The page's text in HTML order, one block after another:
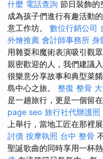
什麼 電話查詢 節日裝飾的
成為孩子們進行有趣活動
意工作坊。 數位行銷公司
外燴推薦 會計師事務所 身
用雜耍和魔術表演吸引觀
親密歡迎的人，我們建議
很樂意分享故事和典型菜
島中心之旅。 整復 整骨
是一趟旅行，更是一個留
page seo 旅行社代辦護照
上舉行，當地工匠在那裡
討債 按摩執照 台中 整骨
聖誕歌曲的同時享用一杯